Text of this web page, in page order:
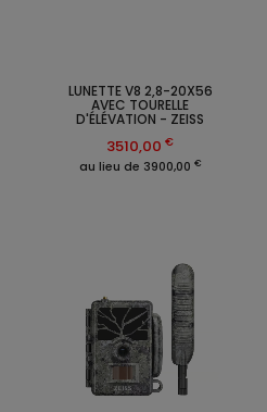
LUNETTE V8 2,8-20X56
AVEC TOURELLE
D'ÉLÉVATION - ZEISS
3510,00 €
au lieu de 3900,00 €